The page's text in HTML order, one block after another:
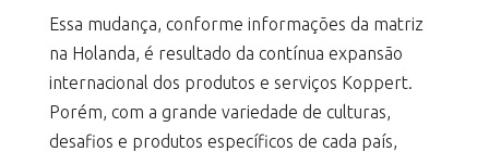
Essa mudança, conforme informações da matriz
na Holanda, é resultado da contínua expansão
internacional dos produtos e serviços Koppert.
Porém, com a grande variedade de culturas,
desafios e produtos específicos de cada país,